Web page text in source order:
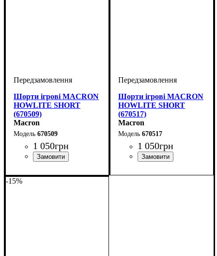
Шорти ігрові MACRON
HOWLITE SHORT
(670509)
Macron
670509
1 050грн
Шорти ігрові MACRON
HOWLITE SHORT
(670517)
Macron
670517
1 050грн
-15%